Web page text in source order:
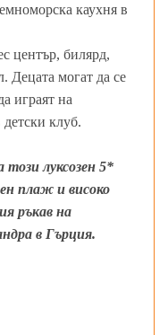
каухня в
център, билярд,
Децата могат да се
играят на
клуб.
луксозен 5*
плаж и високо
ръкав на
в Гърция.